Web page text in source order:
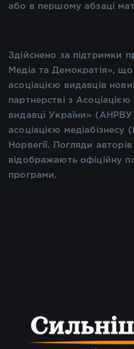
або в першому абзаці
Здійснено за підтримки
Медіа та Демократія», що
асоціацією видавців
партнерстві з Асоціацією
видавці України»
асоціацією медіабізнесу
Норвегії. Погляди
відображають офіційну
програми.